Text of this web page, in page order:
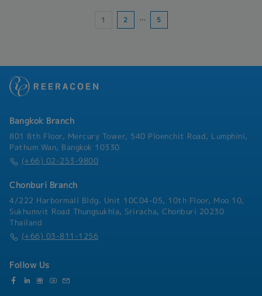
Coordinate and collaborate with suppliers and
internal support teams- Provide daily sales
sessions organized by suppliers or
manufacturers, as required- Coach and support
newly graduated employees
- Mobile phone allowance
- Perfect attendance allowance
- Provident Fund
1 2 … 5
Bangkok Branch
801 8th Floor, Mercury Tower, 540 Ploenchit Road, Lumphini,
Pathum Wan, Bangkok 10330
(+66) 02-253-9800
Chonburi Branch
4/222 Harbormall Bldg. Unit 10C04-05, 10th Floor, Moo 10,
Sukhumvit Road Thungsukhla, Sriracha, Chonburi 20230
Thailand
(+66) 03-811-1256
Follow Us